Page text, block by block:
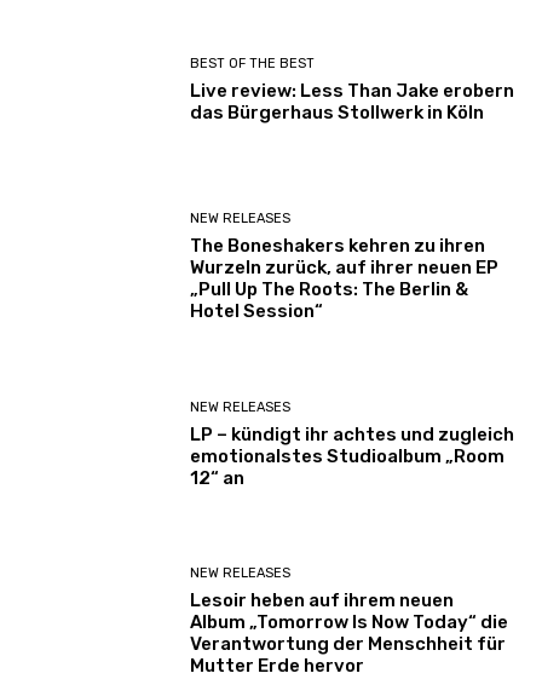
BEST OF THE BEST
Live review: Less Than Jake erobern
das Bürgerhaus Stollwerk in Köln
NEW RELEASES
The Boneshakers kehren zu ihren
Wurzeln zurück, auf ihrer neuen EP
„Pull Up The Roots: The Berlin &
Hotel Session“
NEW RELEASES
LP – kündigt ihr achtes und zugleich
emotionalstes Studioalbum „Room
12“ an
NEW RELEASES
Lesoir heben auf ihrem neuen
Album „Tomorrow Is Now Today“ die
Verantwortung der Menschheit für
Mutter Erde hervor